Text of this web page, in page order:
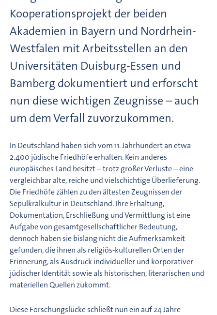
Kooperationsprojekt der beiden
Akademien in Bayern und Nordrhein-
Westfalen mit Arbeitsstellen an den
Universitäten Duisburg-Essen und
Bamberg dokumentiert und erforscht
nun diese wichtigen Zeugnisse – auch
um dem Verfall zuvorzukommen.
In Deutschland haben sich vom 11. Jahrhundert an etwa
2.400 jüdische Friedhöfe erhalten. Kein anderes
europäisches Land besitzt – trotz großer Verluste – eine
vergleichbar alte, reiche und vielschichtige Überlieferung.
Die Friedhöfe zählen zu den ältesten Zeugnissen der
Sepulkralkultur in Deutschland. Ihre Erhaltung,
Dokumentation, Erschließung und Vermittlung ist eine
Aufgabe von gesamtgesellschaftlicher Bedeutung,
dennoch haben sie bislang nicht die Aufmerksamkeit
gefunden, die ihnen als religiös-kulturellen Orten der
Erinnerung, als Ausdruck individueller und korporativer
jüdischer Identität sowie als historischen, literarischen und
materiellen Quellen zukommt.
Diese Forschungslücke schließt nun ein auf 24 Jahre